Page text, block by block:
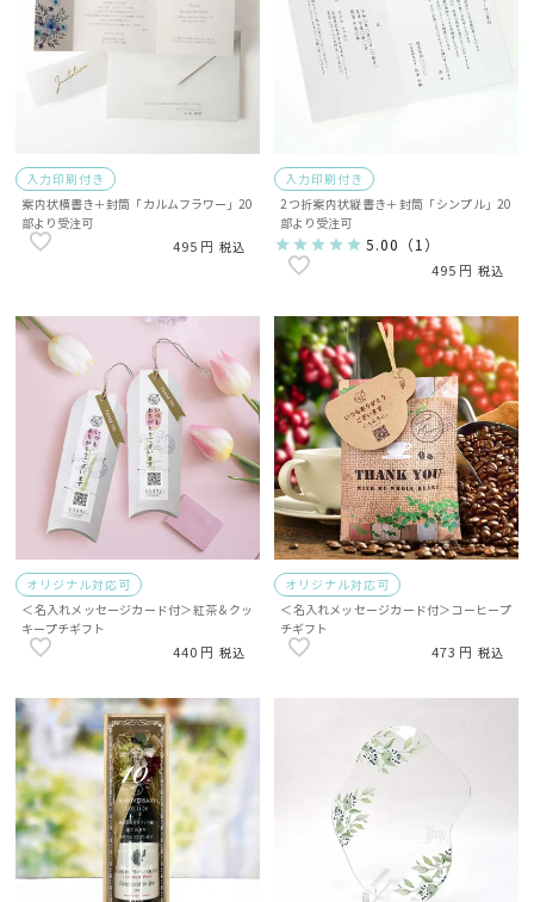
入力印刷付き
案内状横書き＋封筒「カルムフラワー」20
部より受注可
495 税込
入力印刷付き
2つ折案内状縦書き＋封筒「シンプル」20
部より受注可
5.00 （ 1 ）
495 税込
オリジナル対応可
＜名入れメッセージカード付＞紅茶＆クッ
キープチギフト
440 税込
オリジナル対応可
＜名入れメッセージカード付＞コーヒープ
チギフト
473 税込